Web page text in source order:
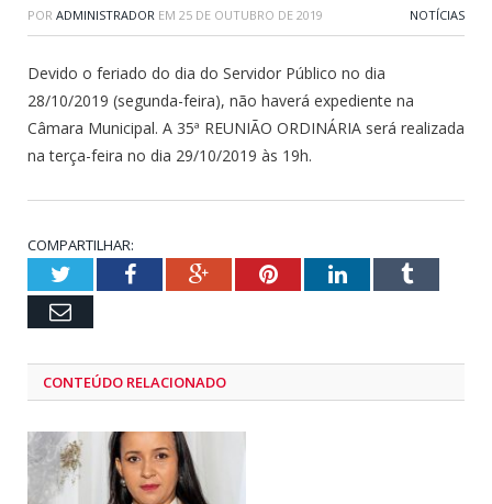
POR ADMINISTRADOR EM 25 DE OUTUBRO DE 2019 NOTÍCIAS
Devido o feriado do dia do Servidor Público no dia
28/10/2019 (segunda-feira), não haverá expediente na
Câmara Municipal. A 35ª REUNIÃO ORDINÁRIA será realizada
na terça-feira no dia 29/10/2019 às 19h.
COMPARTILHAR:
TwitterFacebookGoogle+PinterestLinkedInTumblr
Email
CONTEÚDO RELACIONADO